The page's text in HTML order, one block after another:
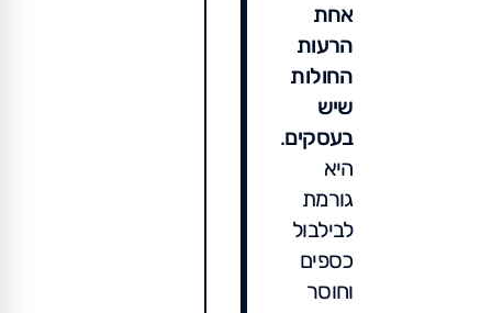
אחת
הרעות
החולות
שיש
בעסקים.
היא
גורמת
לבילבול
כספים
וחוסר